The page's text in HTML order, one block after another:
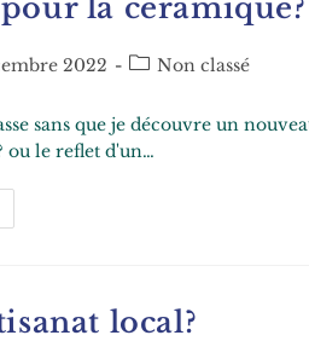
la céramique?
2022 Non classé
sans que je découvre un
ou le reflet d'un…
local?